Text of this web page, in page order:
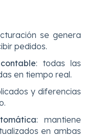
se genera
pedidos.
: todas las
en tiempo real.
y diferencias
: mantiene
en ambas